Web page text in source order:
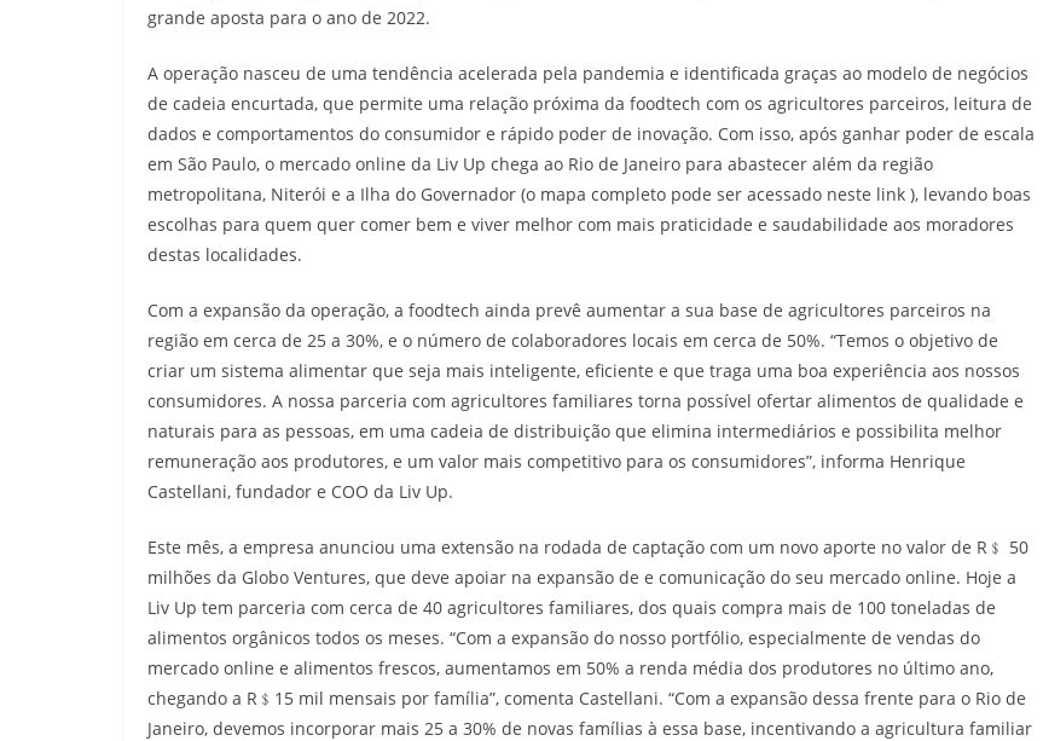
grande aposta para o ano de 2022.
A operação nasceu de uma tendência acelerada pela pandemia e identificada graças ao modelo de negócios
de cadeia encurtada, que permite uma relação próxima da foodtech com os agricultores parceiros, leitura de
dados e comportamentos do consumidor e rápido poder de inovação. Com isso, após ganhar poder de escala
em São Paulo, o mercado online da Liv Up chega ao Rio de Janeiro para abastecer além da região
metropolitana, Niterói e a Ilha do Governador (o mapa completo pode ser acessado neste link ), levando boas
escolhas para quem quer comer bem e viver melhor com mais praticidade e saudabilidade aos moradores
destas localidades.
Com a expansão da operação, a foodtech ainda prevê aumentar a sua base de agricultores parceiros na
região em cerca de 25 a 30%, e o número de colaboradores locais em cerca de 50%. “Temos o objetivo de
criar um sistema alimentar que seja mais inteligente, eficiente e que traga uma boa experiência aos nossos
consumidores. A nossa parceria com agricultores familiares torna possível ofertar alimentos de qualidade e
naturais para as pessoas, em uma cadeia de distribuição que elimina intermediários e possibilita melhor
remuneração aos produtores, e um valor mais competitivo para os consumidores”, informa Henrique
Castellani, fundador e COO da Liv Up.
Este mês, a empresa anunciou uma extensão na rodada de captação com um novo aporte no valor de R﹩ 50
milhões da Globo Ventures, que deve apoiar na expansão de e comunicação do seu mercado online. Hoje a
Liv Up tem parceria com cerca de 40 agricultores familiares, dos quais compra mais de 100 toneladas de
alimentos orgânicos todos os meses. “Com a expansão do nosso portfólio, especialmente de vendas do
mercado online e alimentos frescos, aumentamos em 50% a renda média dos produtores no último ano,
chegando a R﹩15 mil mensais por família”, comenta Castellani. “Com a expansão dessa frente para o Rio de
Janeiro, devemos incorporar mais 25 a 30% de novas famílias à essa base, incentivando a agricultura familiar